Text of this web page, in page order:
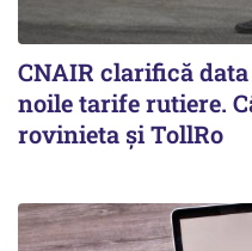
CNAIR clarifică
noile tarife rutiere.
rovinieta și TollRo